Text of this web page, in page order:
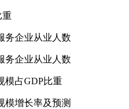
重
务企业从业人数
务企业从业人数
模占GDP比重
模增长率及预测